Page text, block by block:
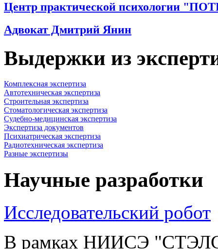
Центр практической психологии
Адвокат Дмитрий Янин
Выдержки из
Комплексная экспертиза
Автотехническая экспертиза
Строительная экспертиза
Стоматологическая экспертиза
Судебно-медицинская экспертиза
Экспертиза документов
Психиатрическая экспертиза
Радиотехническая экспертиза
Разные экспертизы
Научные разработки
Исследовательский робот
В рамках НИИСЭ